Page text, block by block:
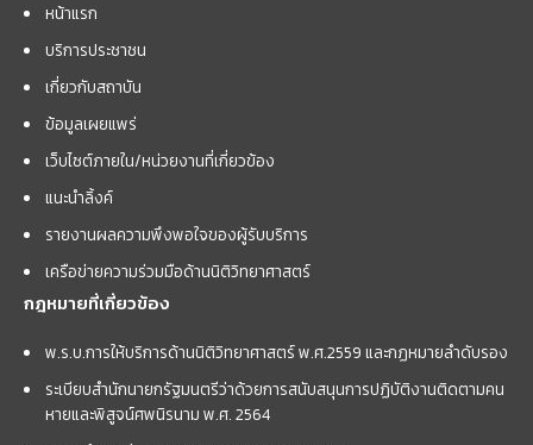
หน้าแรก
บริการประชาชน
เกี่ยวกับสถาบัน
ข้อมูลเผยแพร่
เว็บไซต์ภายใน/หน่วยงานที่เกี่ยวข้อง
แนะนำลิ้งค์
รายงานผลความพึงพอใจของผู้รับบริการ
เครือข่ายความร่วมมือด้านนิติวิทยาศาสตร์
กฎหมายที่เกี่ยวข้อง
พ.ร.บ.การให้บริการด้านนิติวิทยาศาสตร์ พ.ศ.2559 และกฏหมายลำดับรอง
ระเบียบสำนักนายกรัฐมนตรีว่าด้วยการสนับสนุนการปฏิบัติงานติดตามคน
หายและพิสูจน์ศพนิรนาม พ.ศ. 2564